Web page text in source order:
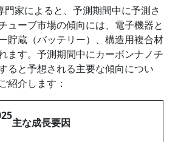
家によると、予測期間中に予測さ
ューブ市場の傾向には、電子機器と
貯蔵（バッテリー）、構造用複合材
ます。予測期間中にカーボンナノチ
ると予想される主要な傾向につい
紹介します：
主な成長要因